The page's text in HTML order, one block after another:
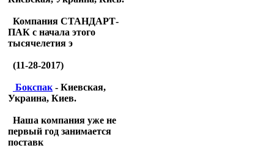
Компания СТАНДАРТ-
ПАК с начала этого
тысячелетия э
(11-28-2017)
Бокспак - Киевская,
Украина, Киев.
Наша компания уже не
первый год занимается
поставк